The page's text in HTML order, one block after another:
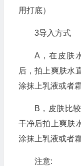
用打底）
3导入方式
A，在皮肤
后，拍上爽肤水
涂抹上乳液或者
B，皮肤比
干净后拍上爽肤
涂抹上乳液或者
注意: